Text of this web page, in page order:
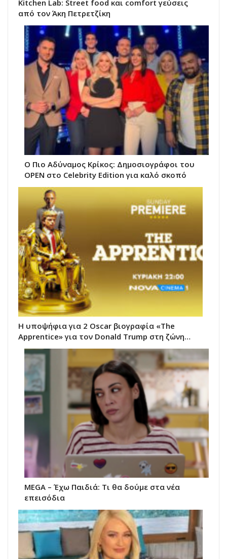
Kitchen Lab: Street food και comfort γεύσεις
από τον Άκη Πετρετζίκη
Ο Πιο Αδύναμος Κρίκος: Δημοσιογράφοι του
OPEN στο Celebrity Edition για καλό σκοπό
Η υποψήφια για 2 Oscar βιογραφία «The
Apprentice» για τον Donald Trump στη ζώνη…
MEGA – Έχω Παιδιά: Τι θα δούμε στα νέα
επεισόδια